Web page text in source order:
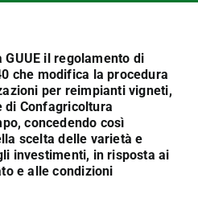
GUUE il regolamento di
che modifica la procedura
per reimpianti vigneti,
di Confagricoltura
concedendo così
scelta delle varietà e
investimenti, in risposta ai
e alle condizioni